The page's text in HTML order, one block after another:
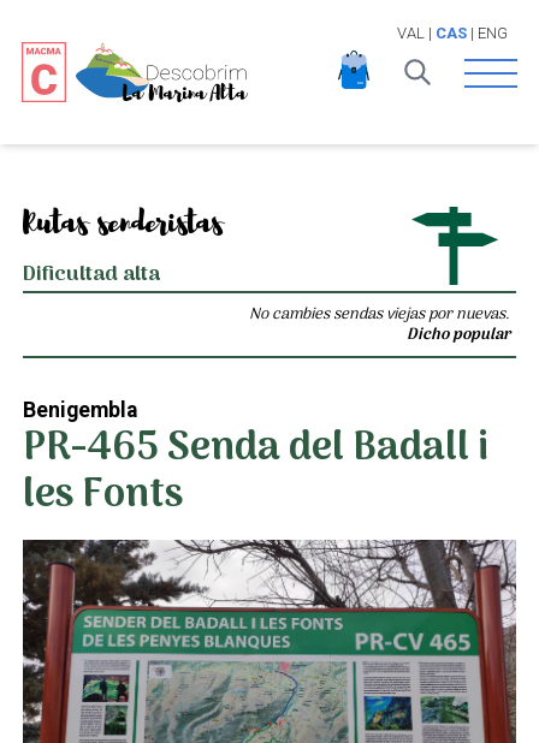
VAL | CAS| ENG
Open
Rutas senderistas
Dificultad alta
No cambies sendas viejas por nuevas.
Dicho popular
Benigembla
PR-465 Senda del Badall i
les Fonts